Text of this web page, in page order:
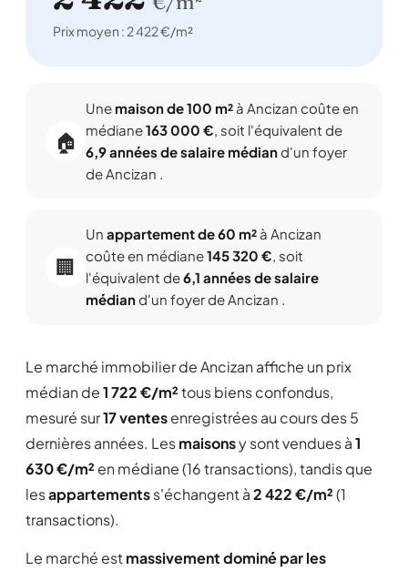
Prix moyen : 2 422 €/m²
🏠
Une maison de 100 m² à Ancizan coûte en
médiane163 000 €, soit l'équivalent de
6,9 années de salaire médiand'un foyer
de Ancizan .
🏢
Un appartement de 60 m² à Ancizan
coûte en médiane145 320 €, soit
l'équivalent de6,1 années de salaire
médiand'un foyer de Ancizan .
Le marché immobilier de Ancizan affiche un prix
médian de1 722 €/m²tous biens confondus,
mesuré sur17 ventesenregistrées au cours des 5
dernières années. Lesmaisonsy sont vendues à1
630 €/m² en médiane (16 transactions), tandis que
lesappartementss'échangent à2 422 €/m²(1
transactions).
Le marché estmassivement dominé par les